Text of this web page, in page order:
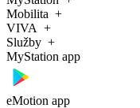
Mobilita
VIVA
Služby
MyStation app
eMotion app